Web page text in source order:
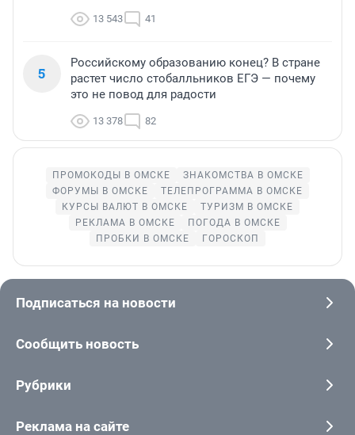
13 543 41
5
Российскому образованию конец? В стране
растет число стобалльников ЕГЭ — почему
это не повод для радости
13 378 82
ПРОМОКОДЫ В ОМСКЕ
ЗНАКОМСТВА В ОМСКЕ
ФОРУМЫ В ОМСКЕ
ТЕЛЕПРОГРАММА В ОМСКЕ
КУРСЫ ВАЛЮТ В ОМСКЕ
ТУРИЗМ В ОМСКЕ
РЕКЛАМА В ОМСКЕ
ПОГОДА В ОМСКЕ
ПРОБКИ В ОМСКЕ
ГОРОСКОП
Подписаться на новости
Сообщить новость
Рубрики
Реклама на сайте